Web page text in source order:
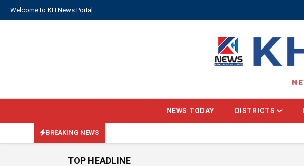
Welcome to KH News Portal
NEWS TODAY DISTRICTS
BREAKING NEWS
TOP HEADLINE